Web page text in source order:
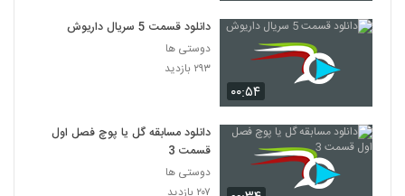
۰۰:۵۴
دانلود قسمت 5 سریال داریوش
دوستی ها
۲۹۳ بازدید
دانلود مسابقه گل یا پوچ فصل اول
قسمت 3
دوستی ها
۲۰۷ بازدید